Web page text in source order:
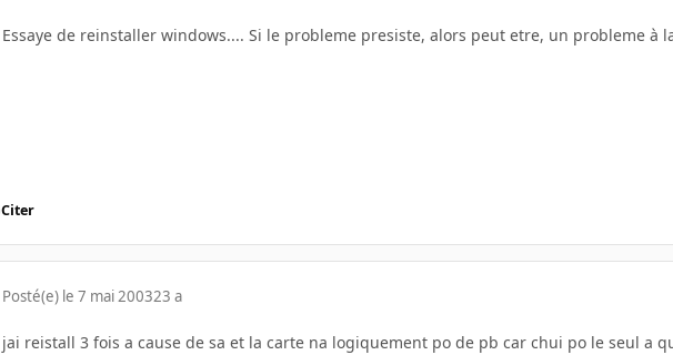
Essaye de reinstaller windows.... Si le probleme presiste, alors peut etre, un probleme à
Citer
Posté(e) le 7 mai 200323 a
jai reistall 3 fois a cause de sa et la carte na logiquement po de pb car chui po le seul a